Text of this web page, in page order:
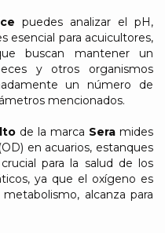
puedes analizar el pH,
esencial para acuicultores,
buscan mantener un
y otros organismos
un número de
mencionados.
de la marca Seramides
en acuarios, estanques
para la salud de los
ya que el oxígeno es
alcanza para